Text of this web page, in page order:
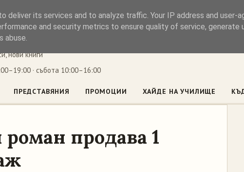
нови книги
· събота 10:00–16:00
ПРЕДСТАВЯНИЯ ПРОМОЦИИ ХАЙДЕ НА УЧИЛИЩЕ
продава 1
deliver its services and to analyze traffic. Your IP address and user-
and security metrics to ensure quality of service, generate
abuse.